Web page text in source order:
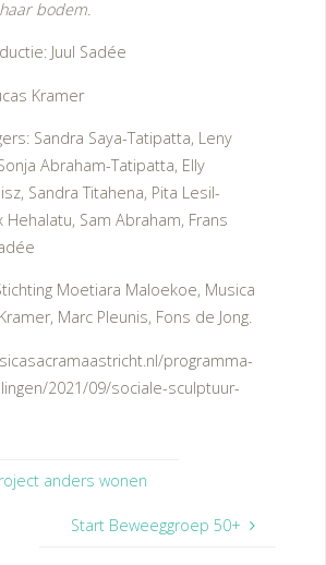
bodem.
Juul Sadée
Kramer
Sandra Saya-Tatipatta, Leny
Abraham-Tatipatta, Elly
Sandra Titahena, Pita Lesil-
Sam Abraham, Frans
Moetiara Maloekoe, Musica
Marc Pleunis, Fons de Jong.
programma-
2021/09/sociale-sculptuur-
anders wonen
Start Beweeggroep 50+